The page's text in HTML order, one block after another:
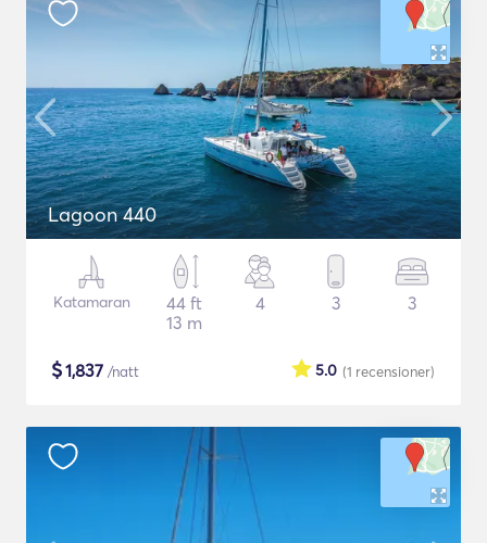
Lagoon 440
Katamaran
44 ft
13 m
4 3 3
$1,837 /natt (1 recensioner)
5.0